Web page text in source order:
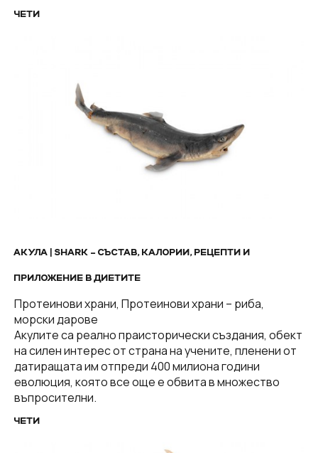
ЧЕТИ
АКУЛА | SHARK – СЪСТАВ, КАЛОРИИ, РЕЦЕПТИ И
ПРИЛОЖЕНИЕ В ДИЕТИТЕ
Протеинови храни, Протеинови храни – риба,
морски дарове
Акулите са реално праисторически създания, обект
на силен интерес от страна на учените, пленени от
датиращата им отпреди 400 милиона години
еволюция, която все още е обвита в множество
въпросителни.
ЧЕТИ